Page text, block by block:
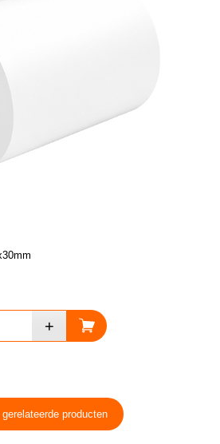
gerelateerde producten